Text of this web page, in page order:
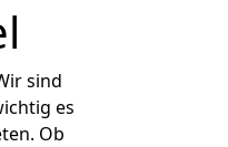
sind
es
Ob